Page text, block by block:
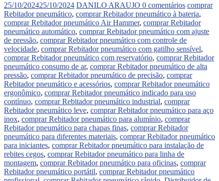
25/10/202425/10/2024 DANILO ARAUJO 0 comentários comprar
Rebitador pneumático, comprar Rebitador pneumático à bateria,
comprar Rebitador pneumático Air Hammer, comprar Rebitador
pneumático automático, comprar Rebitador pneumático com ajuste
de pressão, comprar Rebitador pneumático com controle de
velocidade, comprar Rebitador pneumático com gatilho sensível,
comprar Rebitador pneumático com reservatório, comprar Rebitador
pneumático consumo de ar, comprar Rebitador pneumático de alta
pressão, comprar Rebitador pneumático de precisão, comprar
Rebitador pneumático e acessórios, comprar Rebitador pneumático
ergonômico, comprar Rebitador pneumático indicado para uso
contínuo, comprar Rebitador pneumático industrial, comprar
Rebitador pneumático leve, comprar Rebitador pneumático para aço
inox, comprar Rebitador pneumático para alumínio, comprar
Rebitador pneumático para chapas finas, comprar Rebitador
pneumático para diferentes materiais, comprar Rebitador pneumático
para iniciantes, comprar Rebitador pneumático para instalação de
rebites cegos, comprar Rebitador pneumático para linha de
montagem, comprar Rebitador pneumático para oficinas, comprar
Rebitador pneumático portátil, comprar Rebitador pneumático